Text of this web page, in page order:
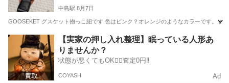
中島駅 8月7日
GOOSEKET グスケット抱っこ紐です 色はピンク？オレンジのようなカラーです。
愛知 名古屋市 中島駅 ベビー用品 グスケット
【実家の押し入れ整理】眠っている人形あ
りませんか？
状態が悪くてもOK🙆‍♀️査定0円‼️
COYASH Ad